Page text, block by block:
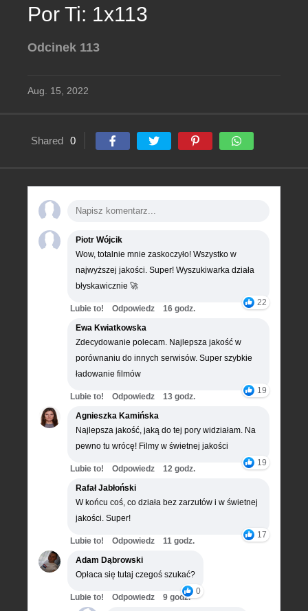
Por Ti: 1x113
Odcinek 113
Aug. 15, 2022
Shared 0
Piotr Wójcik
Wow, totalnie mnie zaskoczyło! Wszystko w
najwyższej jakości. Super! Wyszukiwarka działa
błyskawicznie 🚀
22
Lubie to! Odpowiedz
16 godz.
Ewa Kwiatkowska
Zdecydowanie polecam. Najlepsza jakość w
porównaniu do innych serwisów. Super szybkie
ładowanie filmów
19
Lubie to! Odpowiedz
13 godz.
Agnieszka Kamińska
Najlepsza jakość, jaką do tej pory widziałam. Na
pewno tu wrócę! Filmy w świetnej jakości
19
Lubie to! Odpowiedz
12 godz.
Rafał Jabłoński
W końcu coś, co działa bez zarzutów i w świetnej
jakości. Super!
17
Lubie to! Odpowiedz
11 godz.
Adam Dąbrowski
Opłaca się tutaj czegoś szukać?
0
Lubie to! Odpowiedz
9 godz.